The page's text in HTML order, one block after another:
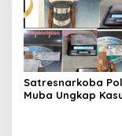
Satresnarkoba
Muba Ungkap